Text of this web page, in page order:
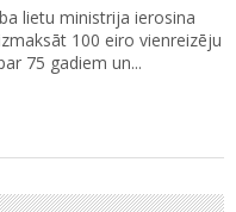
lietu ministrija ierosina
100 eiro vienreizēju
75 gadiem un...